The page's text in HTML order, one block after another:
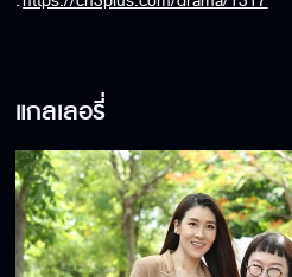
แกลเลอรี่